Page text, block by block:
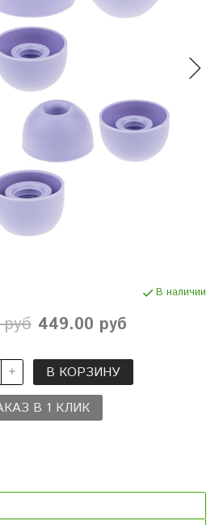
В наличии
449.00 руб
В КОРЗИНУ
В 1 КЛИК